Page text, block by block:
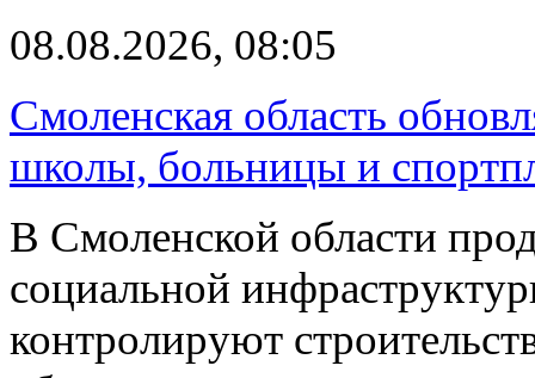
08.08.2026, 08:05
Смоленская область
школы, больницы и
В Смоленской области
социальной
контролируют